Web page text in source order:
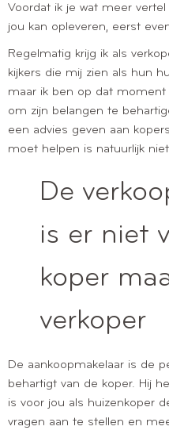
Voordat ik je wat meer
jou kan opleveren, eerst
Regelmatig krijg ik als
kijkers die mij zien als hun
maar ik ben op dat
om zijn belangen te
een advies geven aan
moet helpen is natuurlijk
De
is er niet
koper
verkoper
De aankoopmakelaar is de
behartigt van de koper. Hij
is voor jou als huizenkoper
vragen aan te stellen en